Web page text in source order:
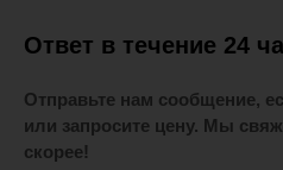
Ответ в течение 24
Отправьте нам сообщение,
или запросите цену. Мы
скорее!